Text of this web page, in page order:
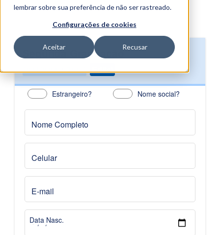
lembrar sobre sua preferência de não ser rastreado.
Configurações de cookies
Aceitar Recusar
Segunda Graduação
Edital
Estrangeiro? Nome social?
Nome Completo
Celular
E-mail
Data Nasc.